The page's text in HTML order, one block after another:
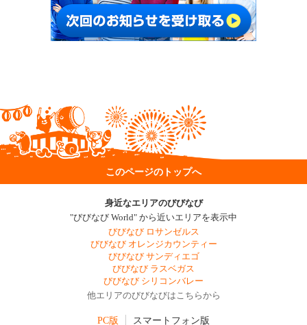
このページのトップへ
身近なエリアのびびなび
"びびなび World" から近いエリアを表示中
びびなび ロサンゼルス
びびなび オレンジカウンティー
びびなび サンディエゴ
びびなび ラスベガス
びびなび シリコンバレー
他エリアのびびなびはこちらから
PC版 スマートフォン版